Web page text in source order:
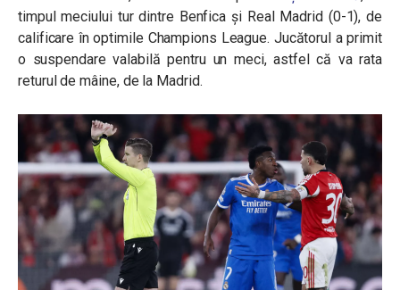
timpul meciului tur dintre Benfica și Real Madrid (0-1), de
calificare în optimile Champions League. Jucătorul a primit
o suspendare valabilă pentru un meci, astfel că va rata
returul de mâine, de la Madrid.